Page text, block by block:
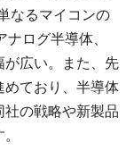
なるマイコンの
ログ半導体、
が広い。また、先
ており、半導体
の戦略や新製品